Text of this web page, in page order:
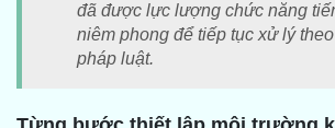
đã được lực lượng chức năng
niêm phong để tiếp tục xử lý
pháp luật.